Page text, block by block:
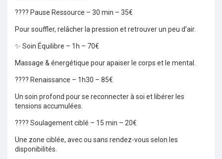
???? Pause Ressource – 30 min – 35€
Pour souffler, relâcher la pression et retrouver un peu d’air.
✨ Soin Équilibre – 1h – 70€
Massage & énergétique pour apaiser le corps et le mental.
???? Renaissance – 1h30 – 85€
Un soin profond pour se reconnecter à soi et libérer les
tensions accumulées.
???? Soulagement ciblé – 15 min – 20€
Une zone ciblée, avec ou sans rendez-vous selon les
disponibilités.